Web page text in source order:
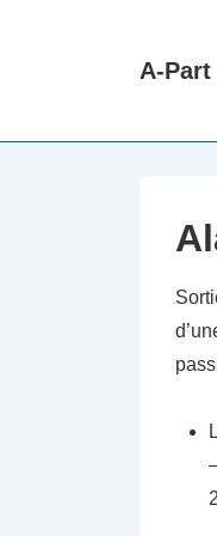
principal
A-Part